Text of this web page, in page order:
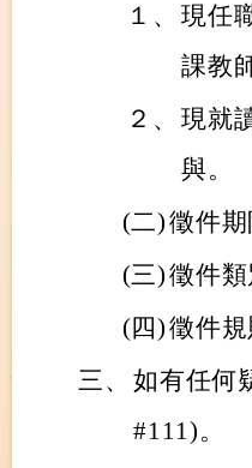
１、 現任
課教
２、 現就
與。
(二)徵件
(三)徵件
(四)徵件規
三、 如有任何
#111)。